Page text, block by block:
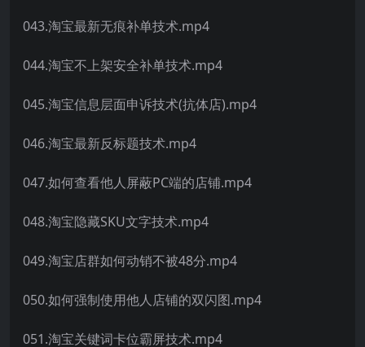
043.淘宝最新无痕补单技术.mp4
044.淘宝不上架安全补单技术.mp4
045.淘宝信息层面申诉技术(抗体店).mp4
046.淘宝最新反标题技术.mp4
047.如何查看他人屏蔽PC端的店铺.mp4
048.淘宝隐藏SKU文字技术.mp4
049.淘宝店群如何动销不被48分.mp4
050.如何强制使用他人店铺的双闪图.mp4
051.淘宝关键词卡位霸屏技术.mp4